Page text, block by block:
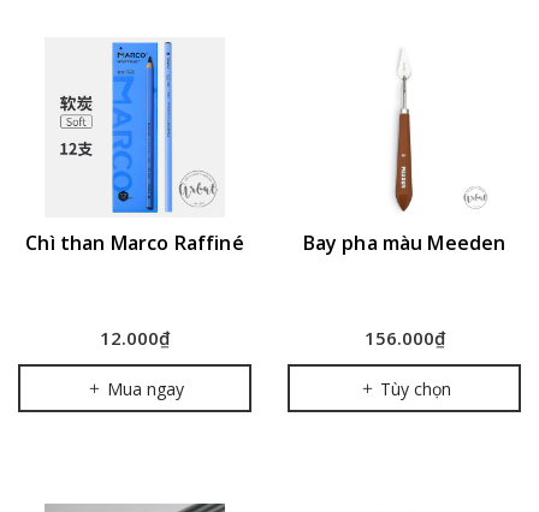
Chì than Marco Raffiné
12.000₫
Mua ngay
Bay pha màu Meeden
156.000₫
Tùy chọn